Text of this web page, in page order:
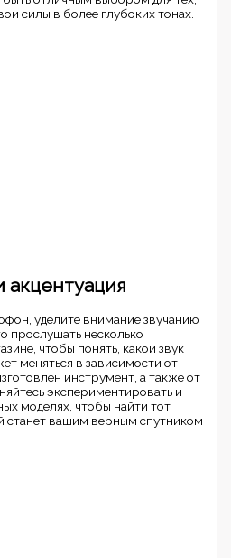
силы в более глубоких тонах.
акцентуация
уделите внимание звучанию
прослушать несколько
чтобы понять, какой звук
меняться в зависимости от
инструмент, а также от
экспериментировать и
моделях, чтобы найти тот
станет вашим верным спутником